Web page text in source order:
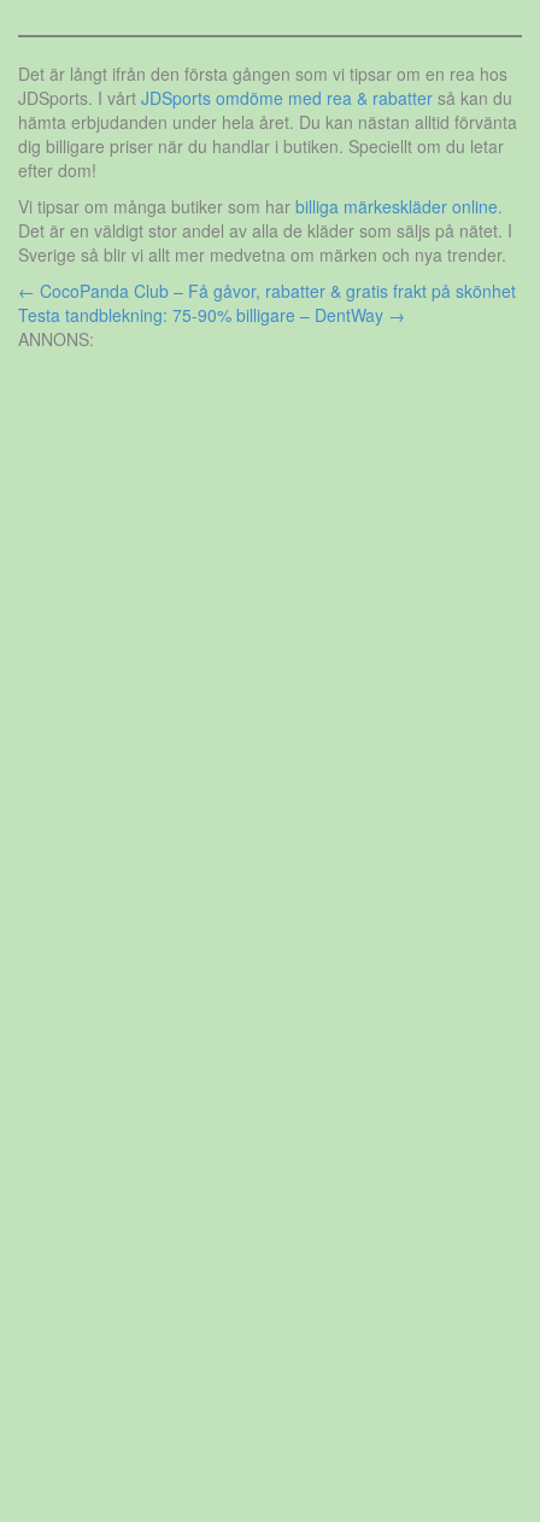
Det är långt ifrån den första gången som vi tipsar om en rea hos
JDSports. I vårt JDSports omdöme med rea & rabatter så kan du
hämta erbjudanden under hela året. Du kan nästan alltid förvänta
dig billigare priser när du handlar i butiken. Speciellt om du letar
efter dom!
Vi tipsar om många butiker som har billiga märkeskläder online.
Det är en väldigt stor andel av alla de kläder som säljs på nätet. I
Sverige så blir vi allt mer medvetna om märken och nya trender.
Inläggsnavigering
← CocoPanda Club – Få gåvor, rabatter & gratis frakt på skönhet
Testa tandblekning: 75-90% billigare – DentWay →
ANNONS: